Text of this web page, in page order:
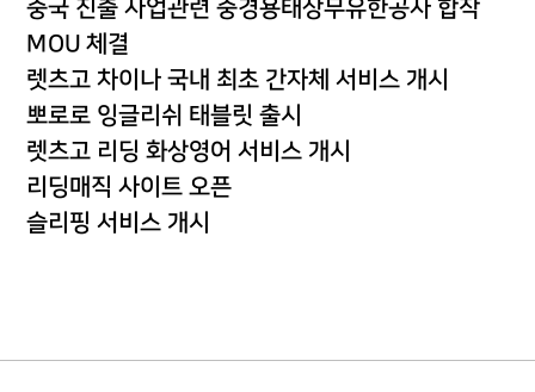
중국 진출 사업관련 중경용태상무유한공사 합작
MOU 체결
렛츠고 차이나 국내 최초 간자체 서비스 개시
뽀로로 잉글리쉬 태블릿 출시
렛츠고 리딩 화상영어 서비스 개시
리딩매직 사이트 오픈
슬리핑 서비스 개시